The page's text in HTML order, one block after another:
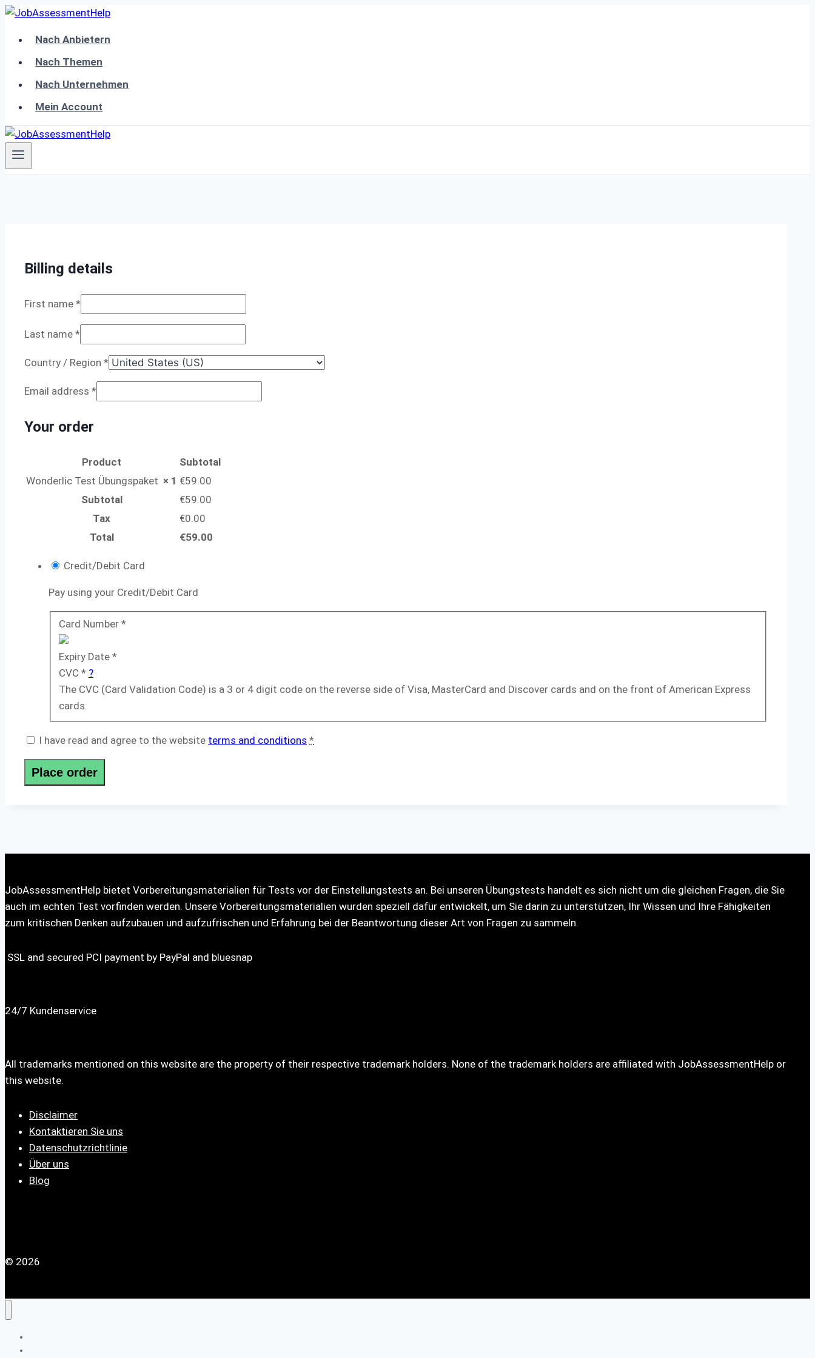
Skip
contentNach Anbietern
Nach Themen
Nach Unternehmen
Mein Account
Billing details
First name *
Last name *
Country / Region *
Email address *
Your order
Product
Subtotal
Wonderlic Test Übungspaket × 1 €59.00
Subtotal
€59.00
Tax
€0.00
Total
€59.00
Credit/Debit Card
Pay using your Credit/Debit Card
Card Number *
Expiry Date *
CVC * ?
The CVC (Card Validation Code) is a 3 or 4 digit code on the reverse side of Visa, MasterCard and Discover cards and on the front of American Express
cards.
I have read and agree to the website terms and conditions *
Place order
JobAssessmentHelp bietet Vorbereitungsmaterialien für Tests vor der Einstellungstests an. Bei unseren Übungstests handelt es sich nicht um die gleichen Fragen, die Sie
auch im echten Test vorfinden werden. Unsere Vorbereitungsmaterialien wurden speziell dafür entwickelt, um Sie darin zu unterstützen, Ihr Wissen und Ihre Fähigkeiten
zum kritischen Denken aufzubauen und aufzufrischen und Erfahrung bei der Beantwortung dieser Art von Fragen zu sammeln.
SSL and secured PCI payment by PayPal and bluesnap
24/7 Kundenservice
All trademarks mentioned on this website are the property of their respective trademark holders. None of the trademark holders are affiliated with JobAssessmentHelp or
this website.
Disclaimer
Kontaktieren Sie uns
Datenschutzrichtlinie
Über uns
Blog
© 2026